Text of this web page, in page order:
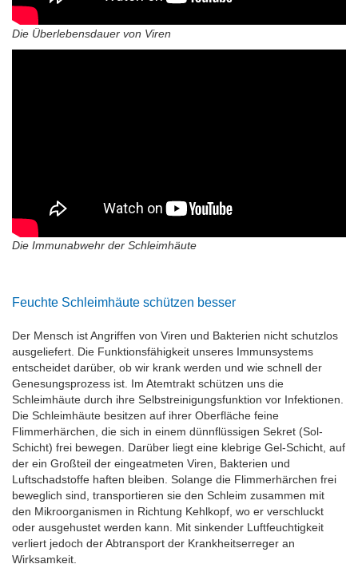
Die Überlebensdauer von Viren
Die Immunabwehr der Schleimhäute
Feuchte Schleimhäute schützen besser
Der Mensch ist Angriffen von Viren und Bakterien nicht schutzlos
ausgeliefert. Die Funktionsfähigkeit unseres Immunsystems
entscheidet darüber, ob wir krank werden und wie schnell der
Genesungsprozess ist. Im Atemtrakt schützen uns die
Schleimhäute durch ihre Selbstreinigungsfunktion vor Infektionen.
Die Schleimhäute besitzen auf ihrer Oberfläche feine
Flimmerhärchen, die sich in einem dünnflüssigen Sekret (Sol-
Schicht) frei bewegen. Darüber liegt eine klebrige Gel-Schicht, auf
der ein Großteil der eingeatmeten Viren, Bakterien und
Luftschadstoffe haften bleiben. Solange die Flimmerhärchen frei
beweglich sind, transportieren sie den Schleim zusammen mit
den Mikroorganismen in Richtung Kehlkopf, wo er verschluckt
oder ausgehustet werden kann. Mit sinkender Luftfeuchtigkeit
verliert jedoch der Abtransport der Krankheitserreger an
Wirksamkeit.